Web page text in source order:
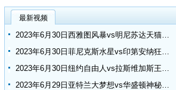
最新视频
2023年6月30日西雅图风暴vs明尼苏达天猫全场录像回放_WNBA常规赛
2023年6月30日菲尼克斯水星vs印第安纳狂热全场录像回放_WNBA常规赛
2023年6月30日纽约自由人vs拉斯维加斯王牌全场录像回放_WNBA常规赛
2023年6月29日亚特兰大梦想vs华盛顿神秘人全场录像回放_WNBA常规赛